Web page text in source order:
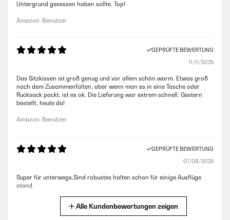
Untergrund gesessen haben sollte. Top!
Amazon-Benutzer
GEPRÜFTE BEWERTUNG
11/11/2025
Das Sitzkissen ist groß genug und vor allem schön warm. Etwas groß
nach dem Zusammenfalten, aber wenn man es in eine Tasche oder
Rucksack packt, ist es ok. Die Lieferung war extrem schnell. Gestern
bestellt, heute da!
Amazon-Benutzer
GEPRÜFTE BEWERTUNG
07/08/2025
Super für unterwegs,Sind robustes halten schon für einige Ausflüge
stand.
Alle Kundenbewertungen zeigen